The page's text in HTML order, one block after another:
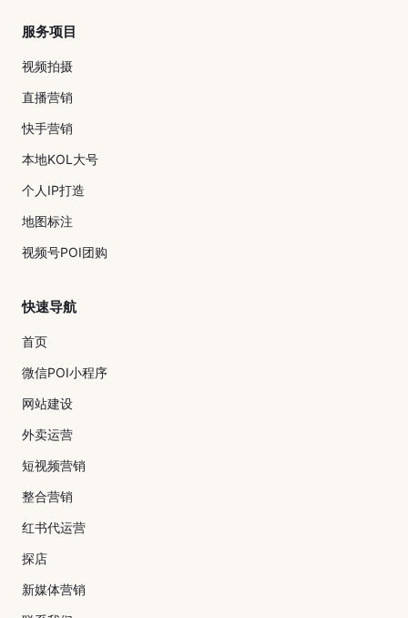
服务项目
视频拍摄
直播营销
快手营销
本地KOL大号
个人IP打造
地图标注
视频号POI团购
快速导航
首页
微信POI小程序
网站建设
外卖运营
短视频营销
整合营销
红书代运营
探店
新媒体营销